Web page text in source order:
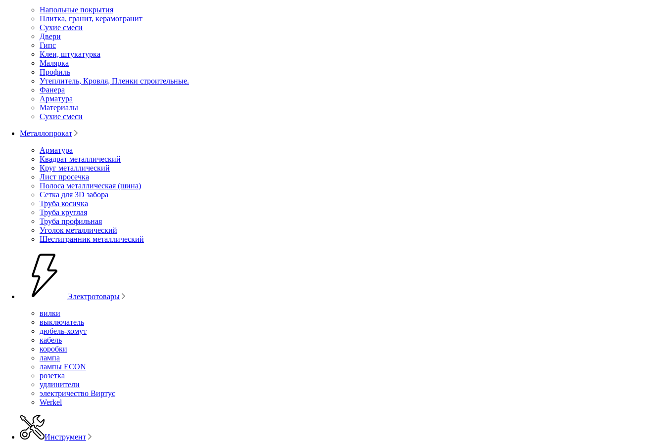
Напольные покрытия
Плитка, гранит, керамогранит
Сухие смеси
Двери
Гипс
Клеи, штукатурка
Малярка
Профиль
Утеплитель, Кровля, Пленки строительные.
Фанера
Арматура
Материалы
Сухие смеси
Металлопрокат
Арматура
Квадрат металлический
Круг металлический
Лист просечка
Полоса металлическая (шина)
Сетка для 3D забора
Труба косичка
Труба круглая
Труба профильная
Уголок металлический
Шестигранник металлический
Электротовары
вилки
выключатель
дюбель-хомут
кабель
коробки
лампа
лампы ECON
розетка
удлинители
электричество Виртус
Werkel
Инструмент